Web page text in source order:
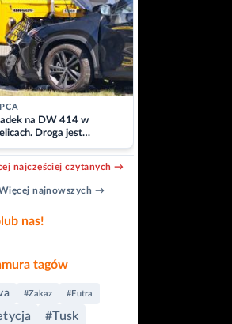
na DW 414 w
Droga jest
najczęściej czytanych →
najnowszych →
nas!
tagów
#Zakaz #Futra
#Tusk